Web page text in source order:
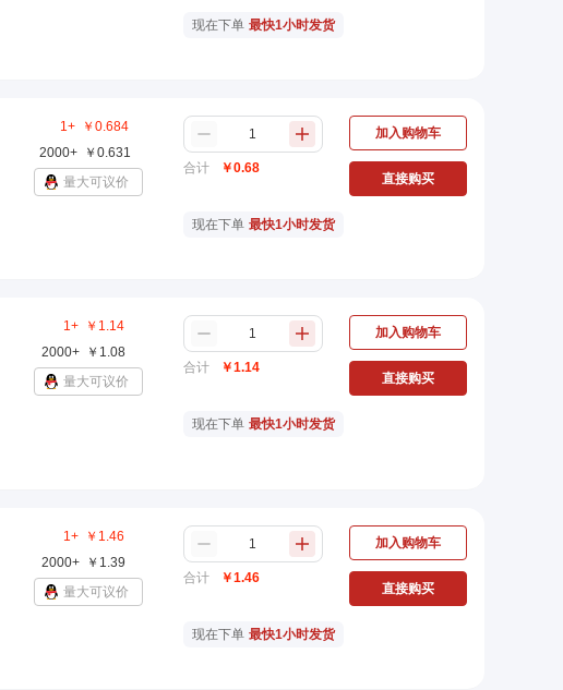
现在下单 最快1小时发货
1+ ￥0.684
2000+
￥ 0.631
量大可议价
合计 ￥0.68
加入购物车
直接购买
现在下单 最快1小时发货
1+ ￥ 1.14
2000+
￥ 1.08
量大可议价
合计 ￥1.14
加入购物车
直接购买
现在下单 最快1小时发货
1+ ￥ 1.46
2000+
￥ 1.39
量大可议价
合计 ￥1.46
加入购物车
直接购买
现在下单 最快1小时发货